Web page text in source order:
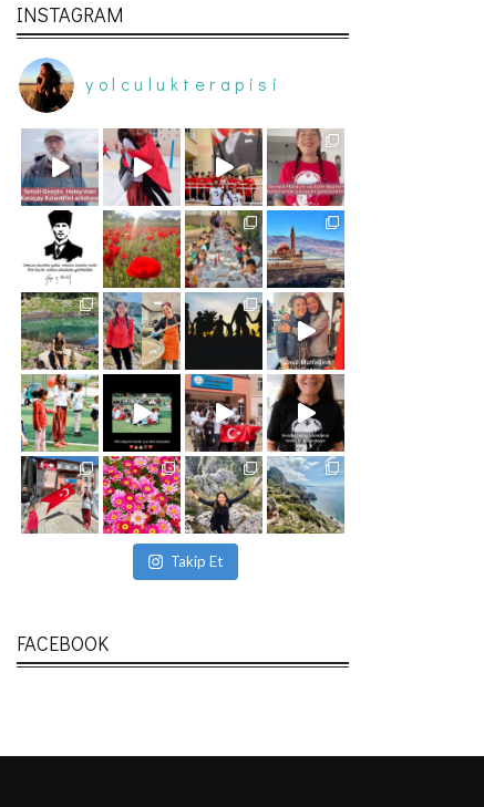
INSTAGRAM
yolculukterapisi
Takip Et
FACEBOOK